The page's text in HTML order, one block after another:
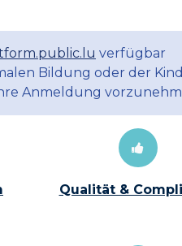
verfügbar
Bildung oder der
Anmeldung
Qualität &